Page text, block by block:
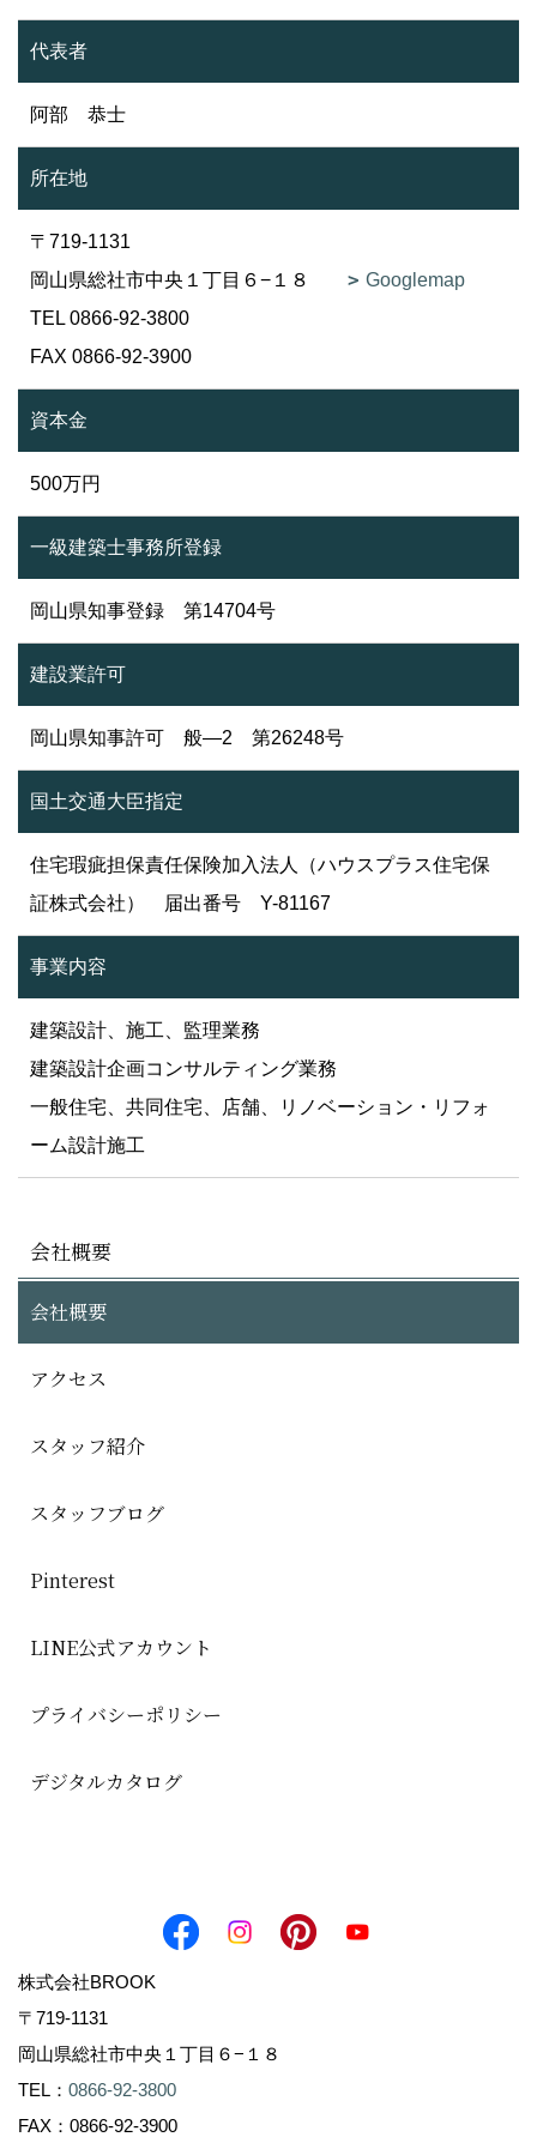
代表者
阿部 恭士
所在地
〒719-1131
岡山県総社市中央１丁目６−１８
Googlemap
TEL 0866-92-3800
FAX 0866-92-3900
資本金
500万円
一級建築士事務所登録
岡山県知事登録 第14704号
建設業許可
岡山県知事許可 般―2 第26248号
国土交通大臣指定
住宅瑕疵担保責任保険加入法人（ハウスプラス住宅保
証株式会社） 届出番号 Y-81167
事業内容
建築設計、施工、監理業務
建築設計企画コンサルティング業務
一般住宅、共同住宅、店舗、リノベーション・リフォ
ーム設計施工
会社概要
会社概要
アクセス
スタッフ紹介
スタッフブログ
Pinterest
LINE公式アカウント
プライバシーポリシー
デジタルカタログ
株式会社BROOK
〒719-1131
岡山県総社市中央１丁目６−１８
TEL： 0866-92-3800
FAX：0866-92-3900